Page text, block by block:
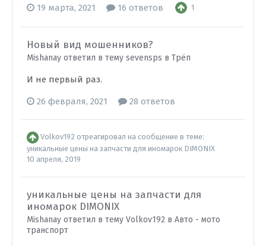
19 марта, 2021 16 ответов 1
Новый вид мошенников?
Mishanay ответил в тему sevensps в Трёп
И не первый раз.
26 февраля, 2021 28 ответов
Volkov192 отреагировал на сообщение в теме:
уникальные цены на запчасти для иномарок DIMONIX
10 апреля, 2019
уникальные цены на запчасти для
иномарок DIMONIX
Mishanay ответил в тему Volkov192 в Авто - мото
транспорт